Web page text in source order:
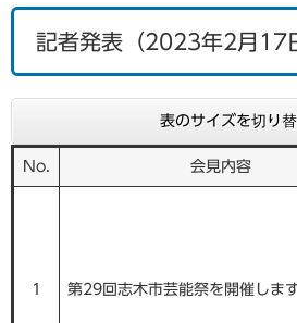
記者発表（2023年2月17
表のサイズを切り
No. 会見内容
1 第29回志木市芸能祭を開催しま